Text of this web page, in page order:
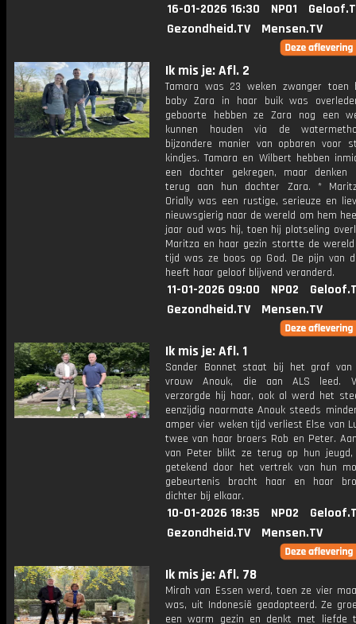
16-01-2026 16:30 NPO1
Gezondheid.TV
Mensen.TV
Ik mis je: Afl. 2
Tamara was 23 weken zwanger toen
baby Zara in haar buik was
geboorte hebben ze Zara nog een
kunnen houden via de
bijzondere manier van opbaren voor
kindjes. Tamara en Wilbert hebben
een dochter gekregen, maar denken
terug aan hun dochter Zara. *
Orially was een rustige, serieuze en
nieuwsgierig naar de wereld om hem
jaar oud was hij, toen hij plotseling
Maritza en haar gezin stortte de wereld
tijd was ze boos op God. De pijn van
heeft haar geloof blijvend veranderd.
11-01-2026 09:00 NPO2
Gezondheid.TV
Mensen.TV
Ik mis je: Afl. 1
Sander Bonnet staat bij het graf van
vrouw Anouk, die aan ALS leed.
verzorgde hij haar, ook al werd het
eenzijdig naarmate Anouk steeds
amper vier weken tijd verliest Else van
twee van haar broers Rob en Peter.
van Peter blikt ze terug op hun
getekend door het vertrek van hun
gebeurtenis bracht haar en haar
dichter bij elkaar.
10-01-2026 18:35 NPO2
Gezondheid.TV
Mensen.TV
Ik mis je: Afl. 78
Mirah van Essen werd, toen ze vier
was, uit Indonesië geadopteerd. Ze
een warm gezin en denkt met liefde